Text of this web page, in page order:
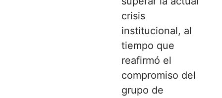
crisis
institucional, al
tiempo que
reafirmó el
compromiso del
grupo de